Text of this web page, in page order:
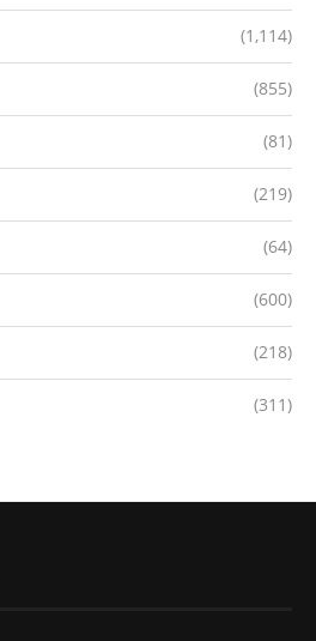
(1,114)
(855)
(81)
(219)
(64)
(600)
(218)
(311)